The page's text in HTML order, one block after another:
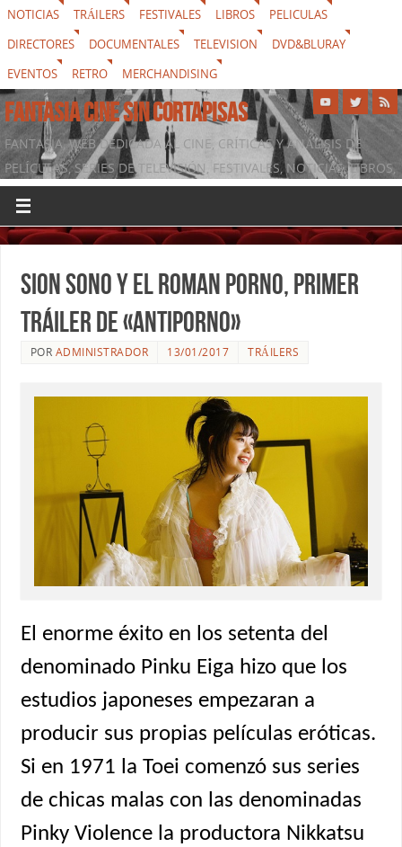
NOTICIAS TRÁILERS FESTIVALES LIBROS
PELICULAS
DIRECTORES
DOCUMENTALES TELEVISION
DVD&BLURAY
EVENTOS
RETRO MERCHANDISING
FANTASIA CINE SIN CORTAPISAS
FANTASIA, WEB DEDICADA AL CINE, CRÍTICAS Y ANÁLISIS DE
PELÍCULAS, SERIES DE TELEVISIÓN, FESTIVALES, NOTICIAS, LIBROS,
DVD & BLURAY, MERCHANDISING Y TODO LO QUE RODEA AL
SÉPTIMO ARTE
Sion Sono y el Roman Porno, primer
tráiler de «Antiporno»
POR ADMINISTRADOR 13/01/2017 TRÁILERS
El enorme éxito en los setenta del
denominado Pinku Eiga hizo que los
estudios japoneses empezaran a
producir sus propias películas eróticas.
Si en 1971 la Toei comenzó sus series
de chicas malas con las denominadas
Pinky Violence la productora Nikkatsu